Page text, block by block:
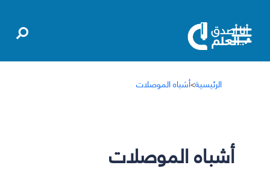
الرئيسية>أشباه الموصلات
أشباه الموصلات